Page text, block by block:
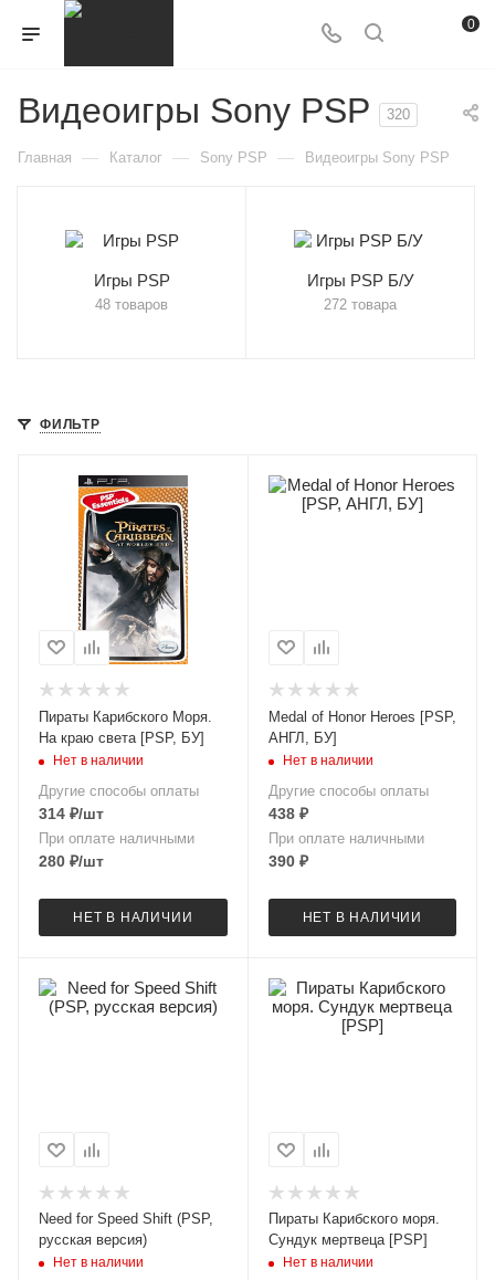
0
Видеоигры Sony PSP 320
Главная — Каталог — Sony PSP — Видеоигры Sony PSP
Игры PSP
48 товаров
Игры PSP Б/У
272 товара
ФИЛЬТР
Пираты Карибского Моря.
На краю света [PSP, БУ]
Нет в наличии
Другие способы оплаты
314 ₽/шт
При оплате наличными
280 ₽/шт
НЕТ В НАЛИЧИИ
Medal of Honor Heroes [PSP,
АНГЛ, БУ]
Нет в наличии
Другие способы оплаты
438₽
При оплате наличными
390₽
НЕТ В НАЛИЧИИ
Need for Speed Shift (PSP,
русская версия)
Нет в наличии
Пираты Карибского моря.
Сундук мертвеца [PSP]
Нет в наличии